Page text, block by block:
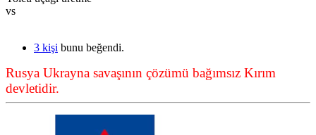
vs
3 kişi bunu beğendi.
Rusya Ukrayna savaşının çözümü bağımsız Kırım
devletidir.